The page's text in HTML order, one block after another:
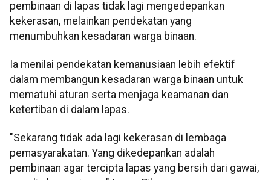
pembinaan di lapas tidak lagi mengedepankan
kekerasan, melainkan pendekatan yang
menumbuhkan kesadaran warga binaan.
Ia menilai pendekatan kemanusiaan lebih efektif
dalam membangun kesadaran warga binaan untuk
mematuhi aturan serta menjaga keamanan dan
ketertiban di dalam lapas.
"Sekarang tidak ada lagi kekerasan di lembaga
pemasyarakatan. Yang dikedepankan adalah
pembinaan agar tercipta lapas yang bersih dari gawai,